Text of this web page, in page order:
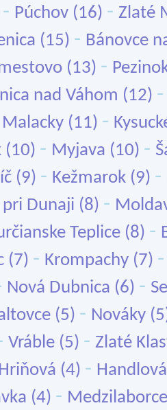
- Púchov (16) - Zlaté
(15) - Bánovce
(13) -
nad Váhom (12)
Malacky (11) -
(10) - Myjava (10) -
(9) - Kežmarok (9) -
pri Dunaji (8) -
Teplice (8) -
(7) - Krompachy (7)
Nová Dubnica (6) -
(5) - Nováky
Vráble (5) - Zlaté
Hriňová (4) - Handlová
(4) - Medzilaborce